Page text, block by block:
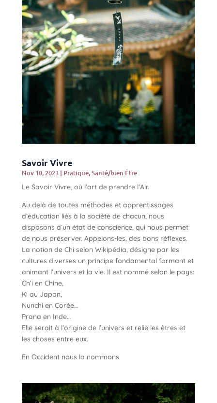
Savoir Vivre
Nov 10, 2023| Pratique,Santé/bien Être
Le Savoir Vivre, où l’art de prendre l’Air.
Au delà de toutes méthodes et apprentissages
d’éducation liés à la société de chacun, nous
disposons d’un état de conscience, qui nous permet
de nous préserver. Appelons-les, des bons réflexes.
La notion de Chi selon Wikipédia, désigne par les
cultures diverses un principe fondamental formant et
animant l’univers et la vie. Il est nommé selon le pays:
Ch’i en Chine,
Ki au Japon,
Nunchi en Corée…
Prana en Inde…
Elle serait à l’origine de l’univers et relie les êtres et
les choses entre eux.
En Occident nous la nommons